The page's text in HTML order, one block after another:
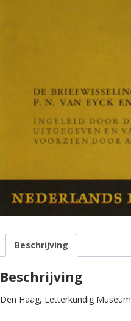
Beschrijving
Beschrijving
Den Haag, Letterkundig